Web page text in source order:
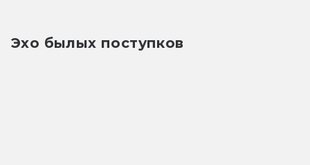
Эхо былых поступков